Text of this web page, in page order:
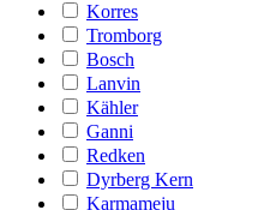
Korres
Tromborg
Bosch
Lanvin
Kähler
Ganni
Redken
Dyrberg Kern
Karmameju